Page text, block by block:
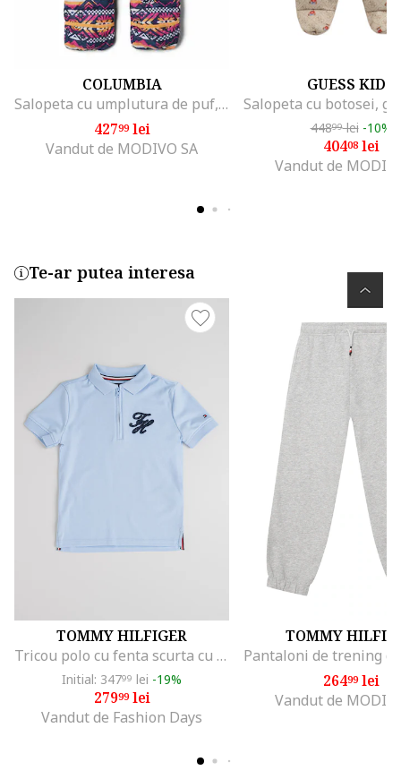
COLUMBIA
Salopeta cu umplutura de puf, pentru schi si snowboarding Snugly Bunny, Piersica/Bleumarin
42799lei
Vandut de MODIVO SA
GUESS KIDS
44899lei -10%
40408lei
Vandut de
Te-ar putea interesa
TOMMY HILFIGER
Tricou polo cu fenta scurta cu fermoar, Albastru pastel
Initial: 34799 lei -19%
27999lei
Vandut de Fashion Days
TOMMY
26499lei
Vandut de